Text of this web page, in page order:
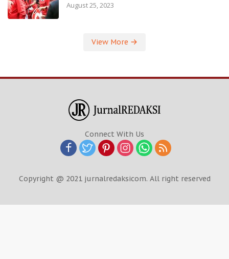
August 25, 2023
View More
Connect With Us
Copyright @ 2021 jurnalredaksicom. All right reserved